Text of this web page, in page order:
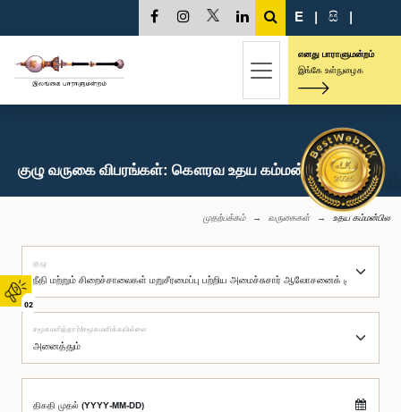
02
E | සි |
எனது பாராளுமன்றம்
இங்கே உள்நுழைக
குழு வருகை விபரங்கள்: கௌரவ உதய கம்மன்பில, பா.உ.
முதற்பக்கம் வருகைகள் உதய கம்மன்பில
குழு
சமூகமளித்தார்/சமூகமளிக்கவில்லை
திகதி முதல் (YYYY-MM-DD)